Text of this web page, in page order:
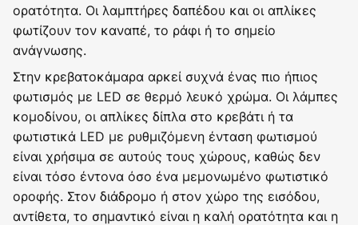
ορατότητα. Οι λαμπτήρες δαπέδου και οι απλίκες
φωτίζουν τον καναπέ, το ράφι ή το σημείο
ανάγνωσης.
Στην κρεβατοκάμαρα αρκεί συχνά ένας πιο ήπιος
φωτισμός με LED σε θερμό λευκό χρώμα. Οι λάμπες
κομοδίνου, οι απλίκες δίπλα στο κρεβάτι ή τα
φωτιστικά LED με ρυθμιζόμενη ένταση φωτισμού
είναι χρήσιμα σε αυτούς τους χώρους, καθώς δεν
είναι τόσο έντονα όσο ένα μεμονωμένο φωτιστικό
οροφής. Στον διάδρομο ή στον χώρο της εισόδου,
αντίθετα, το σημαντικό είναι η καλή ορατότητα και η